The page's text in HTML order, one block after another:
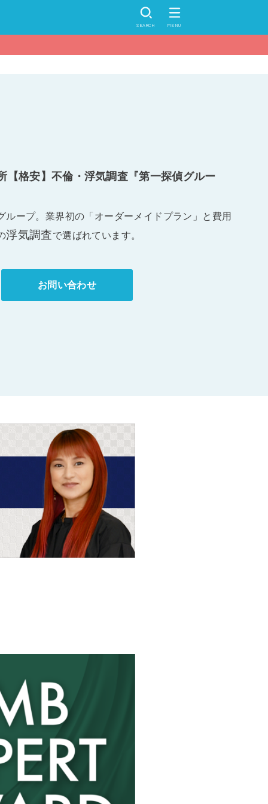
SEARCH MENU
【格安】不倫・浮気調査『第一探偵グルー
ループ。業界初の「オーダーメイドプラン」と費用
浮気調査で選ばれています。
お問い合わせ